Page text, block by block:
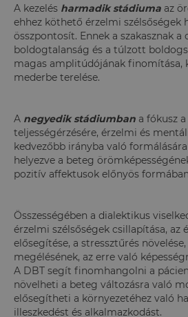
A kezelés harmadik stádiuma az
ehhez köthető érzelmi szélsőségek
összpontosít. Ennek a szakasznak a
boldogtalanság és a túlzott
magas amplitúdójának finomítása,
mederbe terelése.
A negyedik stádiumban a fókusz
teljességérzésére, érzelmi és
kedvezőbb irányba való
helyezve a beteg
pozitív affektusok előnyös
Összességében a dialektikus
érzelmi szélsőségek csillapítása, az
elősegítése, a stressztűrés
megélésének, az erre való
A DBT segít finomhangolni a
növelheti a beteg változásra való
elősegítheti a környezetéhez való
illeszkedést és alkalmazkodást.